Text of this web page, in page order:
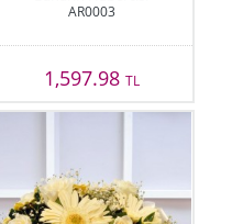
AR0003
1,597.98 TL